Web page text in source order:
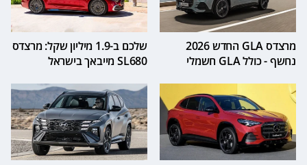
מרצדס GLA החדש 2026
נחשף - כולל GLA חשמלי
שלכם ב-1.9 מיליון שקל: מרצדס
SL680 מייבאך בישראל